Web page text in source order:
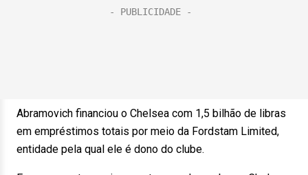
Abramovich financiou o Chelsea com 1,5 bilhão de libras
em empréstimos totais por meio da Fordstam Limited,
entidade pela qual ele é dono do clube.